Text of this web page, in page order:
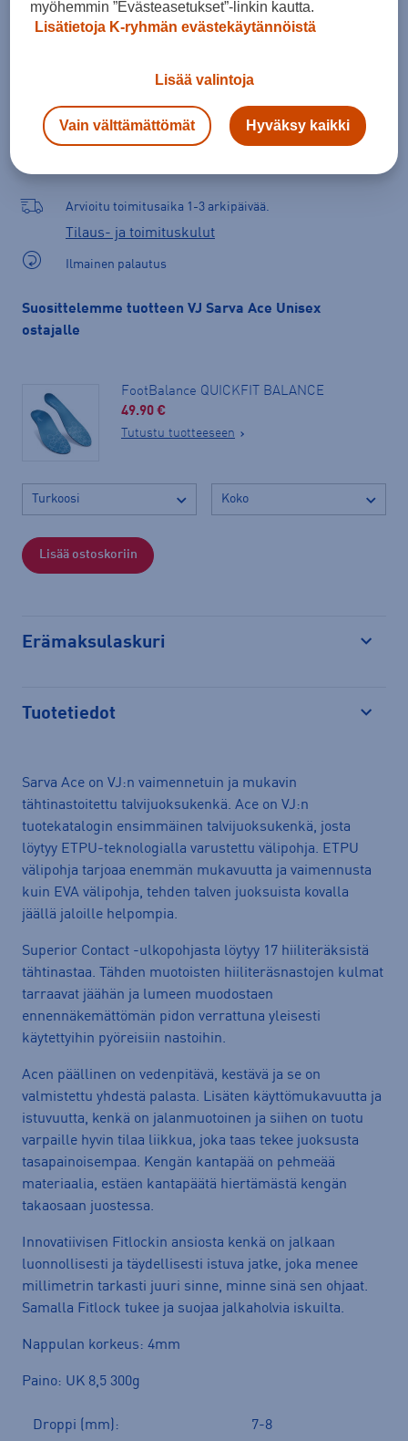
Valitse koko nähdäksesi myymäläsaatavuuden.
Arvioitu toimitusaika 1-3 arkipäivää.
Tilaus- ja toimituskulut
Ilmainen palautus
Suosittelemme tuotteen VJ Sarva Ace Unisex
ostajalle
FootBalance QUICKFIT BALANCE
49.90 €
Tutustu tuotteeseen
Lisää ostoskoriin
Erämaksulaskuri
Tuotetiedot
Sarva Ace on VJ:n vaimennetuin ja mukavin
tähtinastoitettu talvijuoksukenkä. Ace on VJ:n
tuotekatalogin ensimmäinen talvijuoksukenkä, josta
löytyy ETPU-teknologialla varustettu välipohja. ETPU
välipohja tarjoaa enemmän mukavuutta ja vaimennusta
kuin EVA välipohja, tehden talven juoksuista kovalla
jäällä jaloille helpompia.
Superior Contact -ulkopohjasta löytyy 17 hiiliteräksistä
tähtinastaa. Tähden muotoisten hiiliteräsnastojen kulmat
tarraavat jäähän ja lumeen muodostaen
ennennäkemättömän pidon verrattuna yleisesti
käytettyihin pyöreisiin nastoihin.
Acen päällinen on vedenpitävä, kestävä ja se on
valmistettu yhdestä palasta. Lisäten käyttömukavuutta ja
istuvuutta, kenkä on jalanmuotoinen ja siihen on tuotu
varpaille hyvin tilaa liikkua, joka taas tekee juoksusta
tasapainoisempaa. Kengän kantapää on pehmeää
materiaalia, estäen kantapäätä hiertämästä kengän
takaosaan juostessa.
Innovatiivisen Fitlockin ansiosta kenkä on jalkaan
luonnollisesti ja täydellisesti istuva jatke, joka menee
millimetrin tarkasti juuri sinne, minne sinä sen ohjaat.
Samalla Fitlock tukee ja suojaa jalkaholvia iskuilta.
Nappulan korkeus: 4mm
Paino: UK 8,5 300g
Droppi (mm): 7-8
myöhemmin ”Evästeasetukset”-linkin kautta.
Lisätietoja K-ryhmän evästekäytännöistä
Lisää valintoja
Vain välttämättömät Hyväksy kaikki